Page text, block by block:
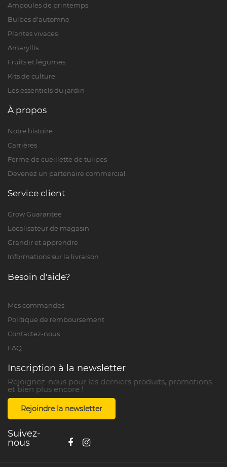
Ampoules de printemps
Bulbes d'automne
Plantes vivaces
Amaryllis
Fruits et légumes
Kits de culture
Les essentiels du jardin
À propos
Notre histoire
Carrières
Ferme de cueillette de tulipes
Devenez un partenaire commercial
Service client
Grow Guarantee
Localisateur de magasin
Grandir et apprendre
Informations sur la livraison
Besoin d'aide?
Mes commandes
Politique de remboursement
Contactez-nous
FAQ
Inscription à la newsletter
Rejoignez-nous pour les derniers produits, promotions
et bien plus encore !
Rejoindre la newsletter
Suivez-
nous